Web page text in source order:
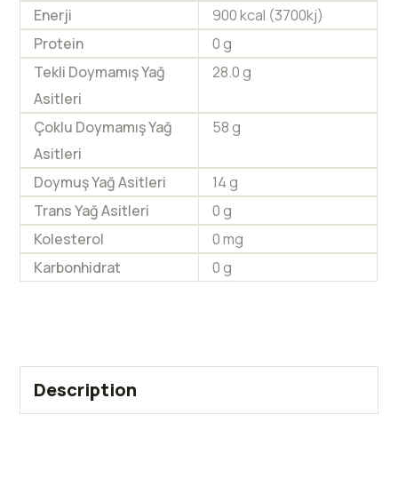
Enerji
900 kcal (3700kj)
Protein
0 g
Tekli Doymamış Yağ
Asitleri
28.0 g
Çoklu Doymamış Yağ
Asitleri
58 g
Doymuş Yağ Asitleri
14 g
Trans Yağ Asitleri
0 g
Kolesterol
0 mg
Karbonhidrat
0 g
Description